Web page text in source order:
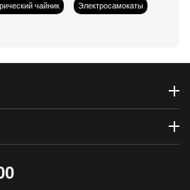
чайник Электросамокаты